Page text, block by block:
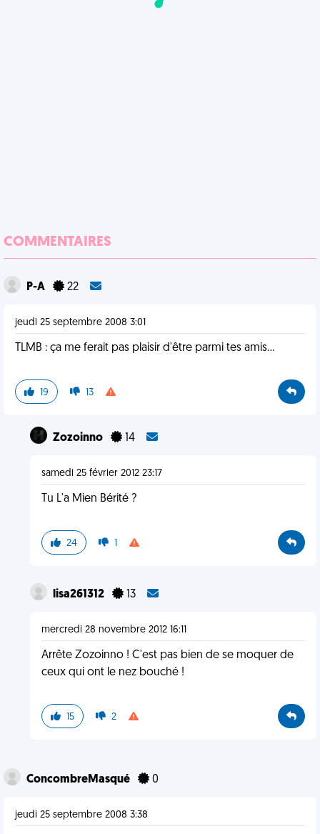
COMMENTAIRES
P-A 22
jeudi 25 septembre 2008 3:01
TLMB : ça me ferait pas plaisir d'être parmi tes amis...
19 13
Zozoinno 14
samedi 25 février 2012 23:17
Tu L'a Mien Bérité ?
24 1
lisa261312 13
mercredi 28 novembre 2012 16:11
Arrête Zozoinno ! C'est pas bien de se moquer de
ceux qui ont le nez bouché !
15 2
ConcombreMasqué 0
jeudi 25 septembre 2008 3:38